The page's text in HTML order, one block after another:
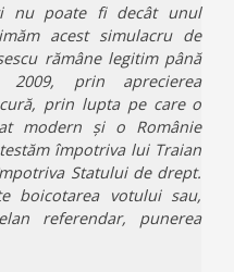
nu poate fi decât unul
acest simulacru de
rămâne legitim până
prin aprecierea
prin lupta pe care o
modern și o Românie
împotriva lui Traian
Statului de drept.
boicotarea votului sau,
referendar, punerea